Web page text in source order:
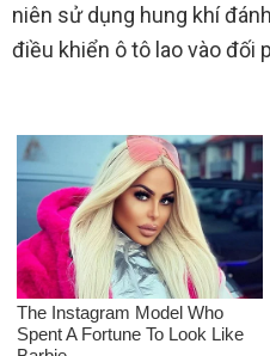
niên sử dụng hung khí
điều khiển ô tô lao vào đối